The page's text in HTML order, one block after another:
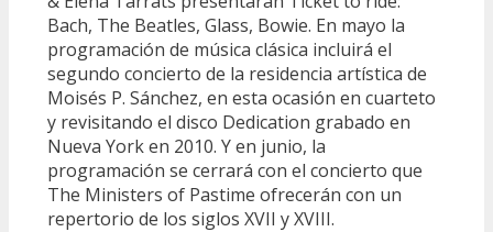
Bach, The Beatles, Glass, Bowie. En mayo la
programación de música clásica incluirá el
segundo concierto de la residencia artística de
Moisés P. Sánchez, en esta ocasión en cuarteto
y revisitando el disco Dedication grabado en
Nueva York en 2010. Y en junio, la
programación se cerrará con el concierto que
The Ministers of Pastime ofrecerán con un
repertorio de los siglos XVII y XVIII.